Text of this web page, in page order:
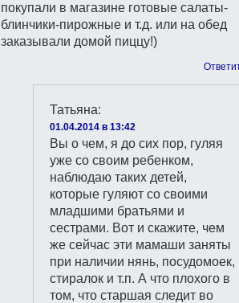
покупали в магазине готовые салаты-
блинчики-пирожные и т.д. или на обед
заказывали домой пиццу!)
Татьяна:
01.04.2014 в 13:42
Вы о чем, я до сих пор, гуляя
уже со своим ребенком,
наблюдаю таких детей,
которые гуляют со своими
младшими братьями и
сестрами. Вот и скажите, чем
же сейчас эти мамаши заняты
при наличии нянь, посудомоек,
стиралок и т.п. А что плохого в
том, что старшая следит во